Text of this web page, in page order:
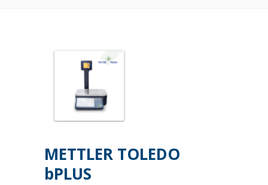
METTLER TOLEDO
bPLUS